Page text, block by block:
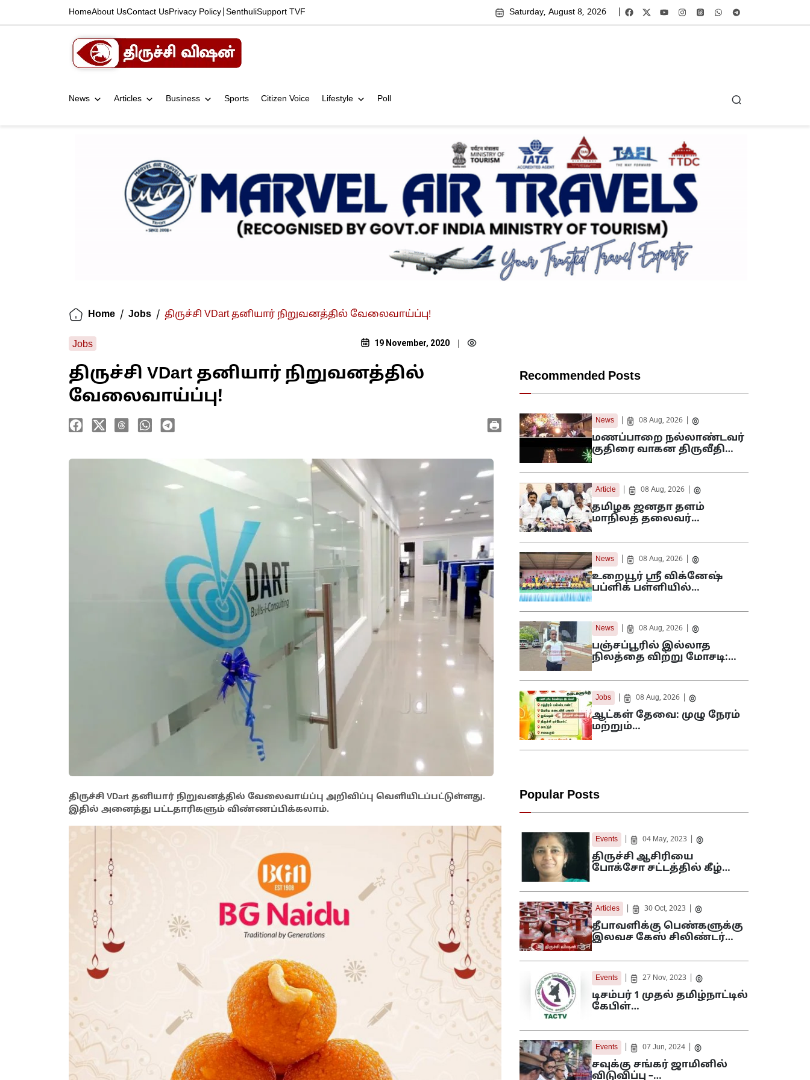
HomeAbout UsContact UsPrivacy Policy SenthuliSupport TVF Saturday, August 8, 2026
News Articles Business Sports Citizen Voice Lifestyle Poll
Home / Jobs / திருச்சி VDart தனியார் நிறுவனத்தில் வேலைவாய்ப்பு!
Jobs 19 November, 2020
திருச்சி VDart தனியார் நிறுவனத்தில்
வேலைவாய்ப்பு!
திருச்சி VDart தனியார் நிறுவனத்தில் வேலைவாய்ப்பு அறிவிப்பு வெளியிடப்பட்டுள்ளது.
இதில் அனைத்து பட்டதாரிகளும் விண்ணப்பிக்கலாம்.
Recommended Posts
News 08 Aug, 2026
மணப்பாறை நல்லாண்டவர்
குதிரை வாகன திருவீதி…
Article 08 Aug, 2026
தமிழக ஜனதா தளம்
மாநிலத் தலைவர்…
News 08 Aug, 2026
உறையூர் ஸ்ரீ விக்னேஷ்
பப்ளிக் பள்ளியில்…
News 08 Aug, 2026
பஞ்சப்பூரில் இல்லாத
நிலத்தை விற்று மோசடி:…
Jobs 08 Aug, 2026
ஆட்கள் தேவை: முழு நேரம்
மற்றும்…
Popular Posts
Events 04 May, 2023
திருச்சி ஆசிரியை
போக்சோ சட்டத்தில் கீழ்…
Articles 30 Oct, 2023
தீபாவளிக்கு பெண்களுக்கு
இலவச கேஸ் சிலிண்டர்…
Events 27 Nov, 2023
டிசம்பர் 1 முதல் தமிழ்நாட்டில்
கேபிள்…
Events 07 Jun, 2024
சவுக்கு சங்கர் ஜாமினில்
விடுவிப்பு –…